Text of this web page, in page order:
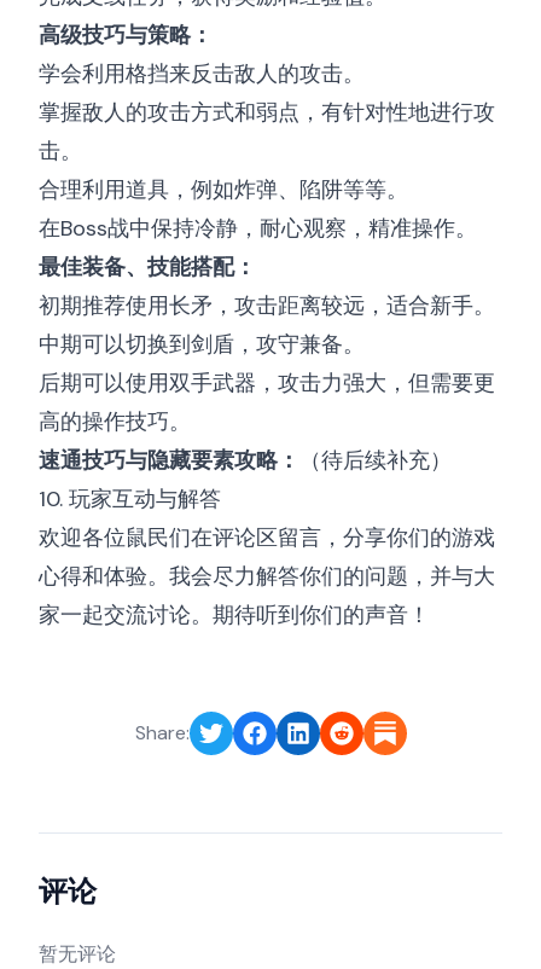
高级技巧与策略：
学会利用格挡来反击敌人的攻击。
掌握敌人的攻击方式和弱点，有针对性地进行攻
击。
合理利用道具，例如炸弹、陷阱等等。
在Boss战中保持冷静，耐心观察，精准操作。
最佳装备、技能搭配：
初期推荐使用长矛，攻击距离较远，适合新手。
中期可以切换到剑盾，攻守兼备。
后期可以使用双手武器，攻击力强大，但需要更
高的操作技巧。
速通技巧与隐藏要素攻略：
（待后续补充）
10. 玩家互动与解答
欢迎各位鼠民们在评论区留言，分享你们的游戏
心得和体验。我会尽力解答你们的问题，并与大
家一起交流讨论。期待听到你们的声音！
Share:
评论
暂无评论